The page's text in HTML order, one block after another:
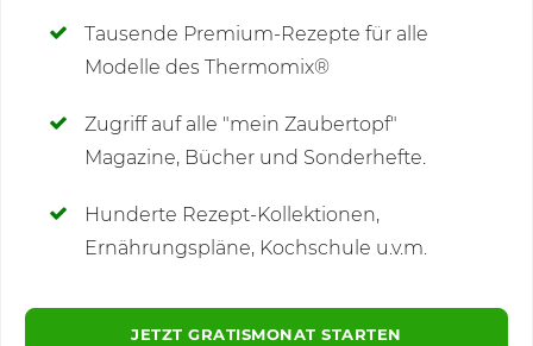
Tausende Premium-Rezepte für alle
Modelle des Thermomix®
Zugriff auf alle "mein Zaubertopf"
Magazine, Bücher und Sonderhefte.
Hunderte Rezept-Kollektionen,
Ernährungspläne, Kochschule u.v.m.
JETZT GRATISMONAT STARTEN
Kommentare(4)